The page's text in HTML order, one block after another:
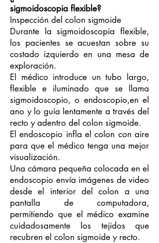
sigmoidoscopia flexible?
Inspección del colon sigmoide
Durante la sigmoidoscopia flexible,
los pacientes se acuestan sobre su
costado izquierdo en una mesa de
exploración.
El médico introduce un tubo largo,
flexible e iluminado que se llama
sigmoidoscopio, o endoscopio,en el
ano y lo guía lentamente a través del
recto y adentro del colon sigmoide.
El endoscopio infla el colon con aire
para que el médico tenga una mejor
visualización.
Una cámara pequeña colocada en el
endoscopio envía imágenes de video
desde el interior del colon a una
pantalla de computadora,
permitiendo que el médico examine
cuidadosamente los tejidos que
recubren el colon sigmoide y recto.